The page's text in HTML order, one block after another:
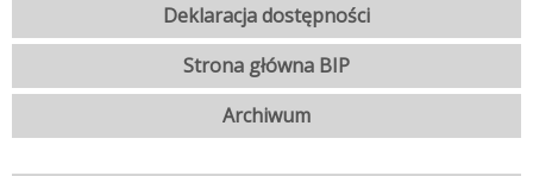
Deklaracja dostępności
Strona główna BIP
Archiwum